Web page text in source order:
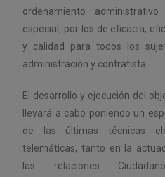
ordenamiento
especial, por los de eficacia,
y calidad para todos los
administración y contratista.
El desarrollo y ejecución del
llevará a cabo poniendo un
de las últimas técnicas
telemáticas, tanto en la
las relaciones Ciudadano-